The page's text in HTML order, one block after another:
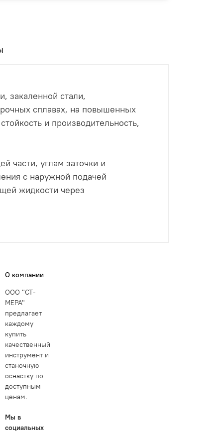
закаленной стали,
сплавах, на повышенных
и производительность,
части, углам заточки и
с наружной подачей
жидкости через
О компании
ООО "СТ-
МЕРА"
предлагает
каждому
купить
качественный
инструмент и
станочную
оснастку по
доступным
ценам.
Мы в
социальных